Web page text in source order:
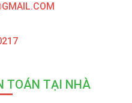
TOÁN TẠI NHÀ